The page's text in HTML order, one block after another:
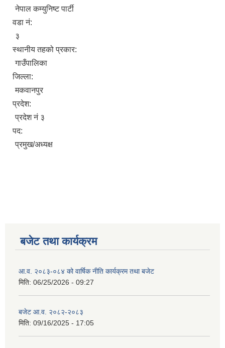
नेपाल कम्युनिष्ट पार्टी
वडा नं:
३
स्थानीय तहको प्रकार:
गाउँपालिका
जिल्ला:
मकवानपुर
प्रदेश:
प्रदेश नं ३
पद:
प्रमुख/अध्यक्ष
बजेट तथा कार्यक्रम
आ.व. २०८३-०८४ को वार्षिक नीति कार्यक्रम तथा बजेट
मिति: 06/25/2026 - 09:27
बजेट आ.व. २०८२-२०८३
मिति: 09/16/2025 - 17:05